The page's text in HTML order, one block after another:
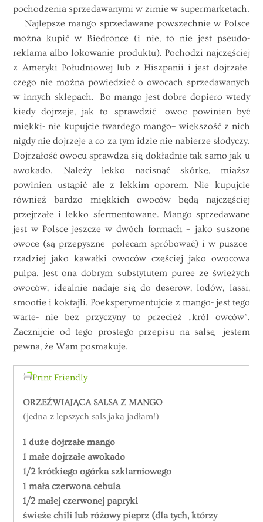
pochodzenia sprzedawanymi w zimie w supermarketach.
Najlepsze mango sprzedawane powszechnie w Polsce
można kupić w Biedronce (i nie, to nie jest pseudo-
reklama albo lokowanie produktu). Pochodzi najczęściej
z Ameryki Południowej lub z Hiszpanii i jest dojrzałe-
czego nie można powiedzieć o owocach sprzedawanych
w innych sklepach. Bo mango jest dobre dopiero wtedy
kiedy dojrzeje, jak to sprawdzić -owoc powinien być
miękki- nie kupujcie twardego mango– większość z nich
nigdy nie dojrzeje a co za tym idzie nie nabierze słodyczy.
Dojrzałość owocu sprawdza się dokładnie tak samo jak u
awokado. Należy lekko nacisnąć skórkę, miąższ
powinien ustąpić ale z lekkim oporem. Nie kupujcie
również bardzo miękkich owoców będą najczęściej
przejrzałe i lekko sfermentowane. Mango sprzedawane
jest w Polsce jeszcze w dwóch formach – jako suszone
owoce (są przepyszne- polecam spróbować) i w puszce-
rzadziej jako kawałki owoców częściej jako owocowa
pulpa. Jest ona dobrym substytutem puree ze świeżych
owoców, idealnie nadaje się do deserów, lodów, lassi,
smootie i koktajli. Poeksperymentujcie z mango- jest tego
warte- nie bez przyczyny to przecież „król owców”.
Zacznijcie od tego prostego przepisu na salsę- jestem
pewna, że Wam posmakuje.
Print Friendly
ORZEŹWIAJĄCA SALSA Z MANGO
(jedna z lepszych sals jaką jadłam!)
1 duże dojrzałe mango
1 małe dojrzałe awokado
1/2 krótkiego ogórka szklarniowego
1 mała czerwona cebula
1/2 małej czerwonej papryki
świeże chili lub różowy pieprz (dla tych, którzy